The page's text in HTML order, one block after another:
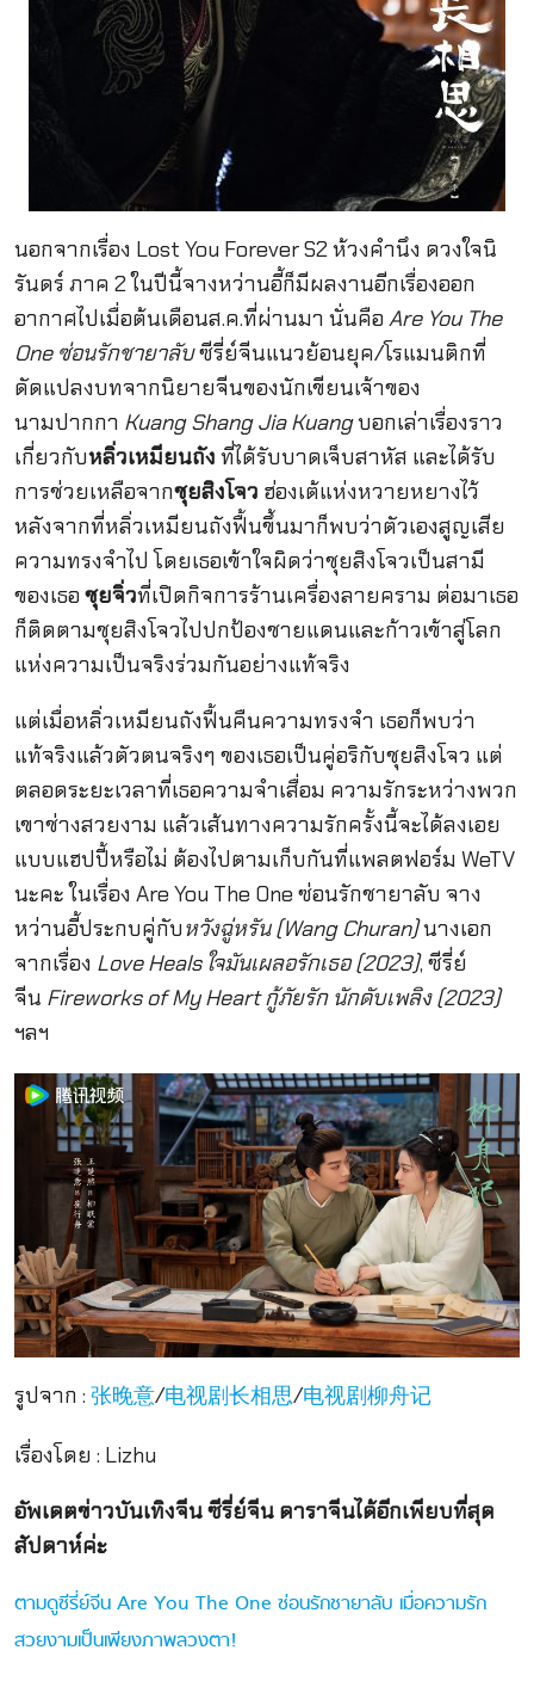
นอกจากเรื่อง Lost You Forever S2 ห้วงคำนึง ดวงใจนิ
รันดร์ ภาค 2 ในปีนี้จางหว่านอี้ก็มีผลงานอีกเรื่องออก
อากาศไปเมื่อต้นเดือนส.ค.ที่ผ่านมา นั่นคือ Are You The
One ซ่อนรักชายาลับซีรี่ย์จีนแนวย้อนยุค/โรแมนติกที่
ดัดแปลงบทจากนิยายจีนของนักเขียนเจ้าของ
นามปากกา Kuang Shang Jia Kuangบอกเล่าเรื่องราว
เกี่ยวกับหลิ่วเหมียนถัง ที่ได้รับบาดเจ็บสาหัส และได้รับ
การช่วยเหลือจากชุยสิงโจว ฮ่องเต้แห่งหวายหยางไว้
หลังจากที่หลิ่วเหมียนถังฟื้นขึ้นมาก็พบว่าตัวเองสูญเสีย
ความทรงจำไป โดยเธอเข้าใจผิดว่าชุยสิงโจวเป็นสามี
ของเธอ ชุยจิ่วที่เปิดกิจการร้านเครื่องลายคราม ต่อมาเธอ
ก็ติดตามชุยสิงโจวไปปกป้องชายแดนและก้าวเข้าสู่โลก
แห่งความเป็นจริงร่วมกันอย่างแท้จริง
แต่เมื่อหลิ่วเหมียนถังฟื้นคืนความทรงจำ เธอก็พบว่า
แท้จริงแล้วตัวตนจริงๆ ของเธอเป็นคู่อริกับชุยสิงโจว แต่
ตลอดระยะเวลาที่เธอความจำเสื่อม ความรักระหว่างพวก
เขาช่างสวยงาม แล้วเส้นทางความรักครั้งนี้จะได้ลงเอย
แบบแฮปปี้หรือไม่ ต้องไปตามเก็บกันที่แพลตฟอร์ม WeTV
นะคะ ในเรื่อง Are You The One ซ่อนรักชายาลับ จาง
หว่านอี้ประกบคู่กับหวังฉู่หรัน (Wang Churan)นางเอก
จากเรื่อง Love Heals ใจมันเผลอรักเธอ (2023), ซีรี่ย์
จีน Fireworks of My Heart กู้ภัยรัก นักดับเพลิง (2023)
ฯลฯ
รูปจาก : 张晚意/电视剧长相思/电视剧柳舟记
เรื่องโดย : Lizhu
อัพเดตข่าวบันเทิงจีน ซีรี่ย์จีน ดาราจีนได้อีกเพียบที่สุด
สัปดาห์ค่ะ
ตามดูซีรี่ย์จีน Are You The One ซ่อนรักชายาลับ เมื่อความรัก
สวยงามเป็นเพียงภาพลวงตา!